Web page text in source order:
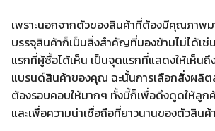
เพราะนอกจากตัวของสินค้าที่ต้องมีคุณภาพ
บรรจุสินค้าก็เป็นสิ่งสำคัญที่มองข้ามไม่ได้เช่
แรกที่ผู้ซื้อได้เห็น เป็นจุดแรกที่แสดงให้เห็น
แบรนด์สินค้าของคุณ ฉะนั้นการเลือกสั่งผลิ
ต้องรอบคอบให้มากๆ ทั้งนี้ก็เพื่อดึงดูดให้ลูก
และเพื่อความน่าเชื่อถือที่ยาวนานของตัวสินค้